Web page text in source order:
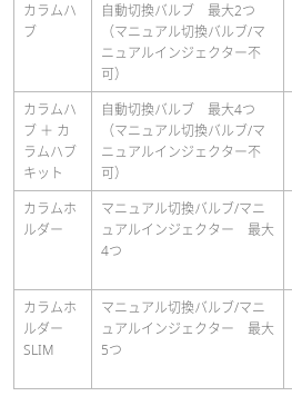
カラムハ
ブ
自動切換バルブ 最大2つ
（マニュアル切換バルブ/マ
ニュアルインジェクター不
可）
カラムハ
ブ ＋ カ
ラムハブ
キット
自動切換バルブ 最大4つ
（マニュアル切換バルブ/マ
ニュアルインジェクター不
可）
カラムホ
ルダー
マニュアル切換バルブ/マニ
ュアルインジェクター 最大
4つ
カラムホ
ルダー
SLIM
マニュアル切換バルブ/マニ
ュアルインジェクター 最大
5つ